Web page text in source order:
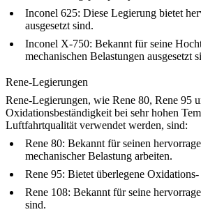
Inconel 625: Diese Legierung bietet
ausgesetzt sind.
Inconel X-750: Bekannt für seine
mechanischen Belastungen ausgesetzt
Rene-Legierungen
Rene-Legierungen, wie Rene 80, Rene 95
Oxidationsbeständigkeit bei sehr hohen
Luftfahrtqualität verwendet werden, sind:
Rene 80: Bekannt für seinen
mechanischer Belastung arbeiten.
Rene 95: Bietet überlegene
Rene 108: Bekannt für seine
sind.